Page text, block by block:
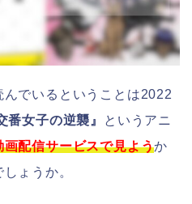
でいるということは2022
番女子の逆襲』
というアニ
画配信サービスで見ようか
ょうか。